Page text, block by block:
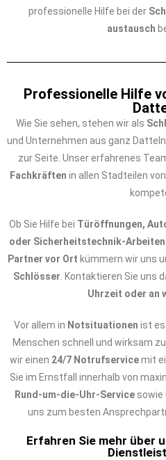
professionelle Hilfe bei der
austausch
Professionelle Hilfe
Wie Sie sehen, stehen wir als
und Unternehmen aus ganz
zur Seite. Unser erfahrenes
Fachkräften in allen Stadteilen von
Ob Sie Hilfe bei Türöffnungen,
oder Sicherheitstechnik-Arbeiten
Partner vor Ort kümmern wir uns
Schlösser . Kontaktieren Sie uns
Uhrzeit oder an
Vor allem in Notsituationen ist es
Menschen schnell und wirksam
wir einen 24/7 Notrufservicemit
Sie im Ernstfall innerhalb von
Rund-um-die-Uhr-Servicesowie
uns zum besten
Erfahren Sie mehr über